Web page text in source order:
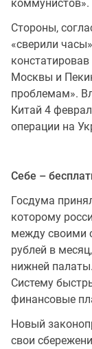
коммунистов».
Стороны,
«сверили
Москвы и
проблемам».
Китай 4
операции на
Себе –
Госдума
которому
между своими
рублей в
нижней
Систему
финансовые
Новый
свои